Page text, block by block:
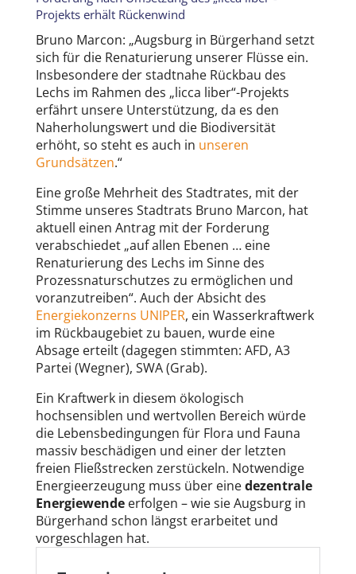
Projekts erhält Rückenwind
Bruno Marcon: „Augsburg in Bürgerhand setzt
sich für die Renaturierung unserer Flüsse ein.
Insbesondere der stadtnahe Rückbau des
Lechs im Rahmen des „licca liber“-Projekts
erfährt unsere Unterstützung, da es den
Naherholungswert und die Biodiversität
erhöht, so steht es auch in unseren
Grundsätzen.“
Eine große Mehrheit des Stadtrates, mit der
Stimme unseres Stadtrats Bruno Marcon, hat
aktuell einen Antrag mit der Forderung
verabschiedet „auf allen Ebenen … eine
Renaturierung des Lechs im Sinne des
Prozessnaturschutzes zu ermöglichen und
voranzutreiben“. Auch der Absicht des
Energiekonzerns UNIPER, ein Wasserkraftwerk
im Rückbaugebiet zu bauen, wurde eine
Absage erteilt (dagegen stimmten: AFD, A3
Partei (Wegner), SWA (Grab).
Ein Kraftwerk in diesem ökologisch
hochsensiblen und wertvollen Bereich würde
die Lebensbedingungen für Flora und Fauna
massiv beschädigen und einer der letzten
freien Fließstrecken zerstückeln. Notwendige
Energieerzeugung muss über einedezentrale
Energiewendeerfolgen – wie sie Augsburg in
Bürgerhand schon längst erarbeitet und
vorgeschlagen hat.